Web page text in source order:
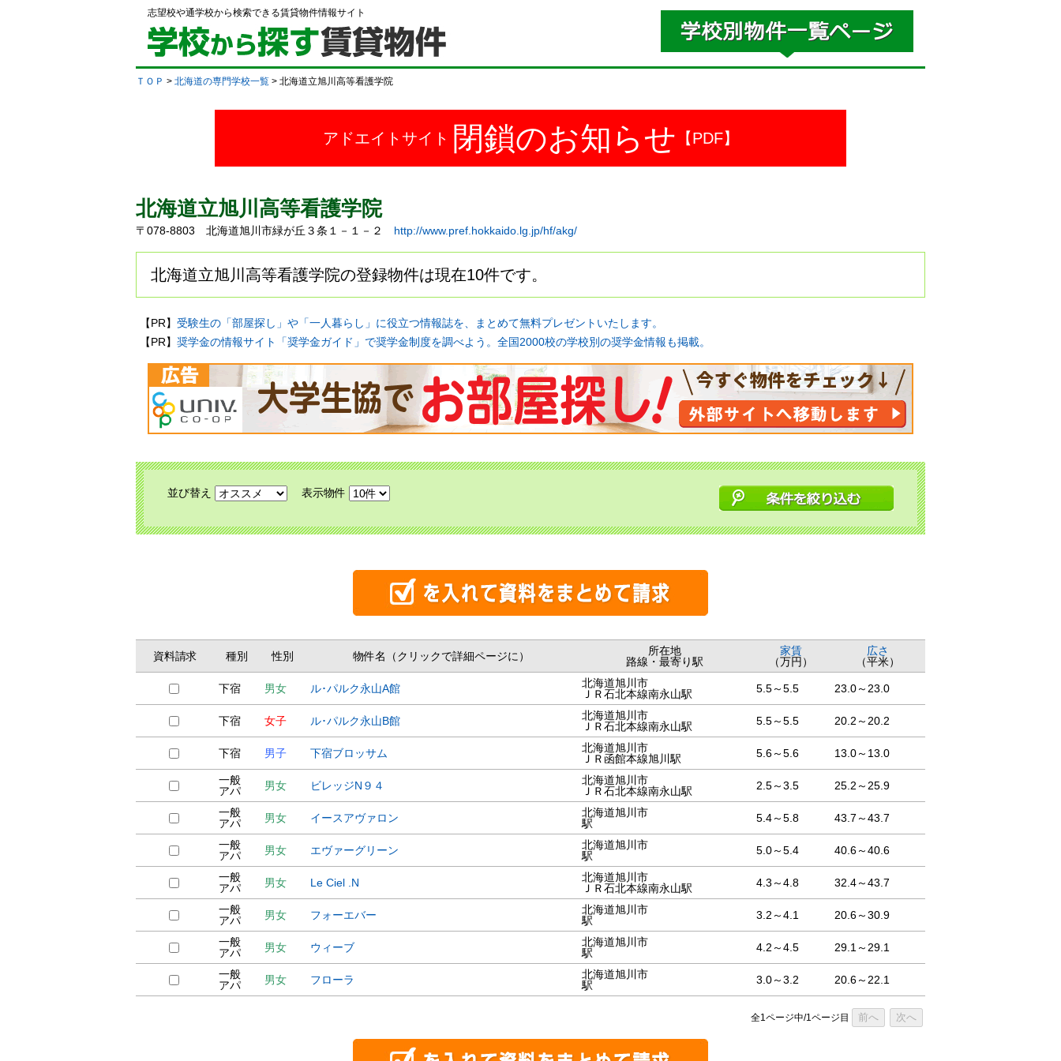
志望校や通学校から検索できる賃貸物件情報サイト
ＴＯＰ > 北海道の専門学校一覧 > 北海道立旭川高等看護学院
アドエイトサイト 閉鎖のお知らせ 【PDF】
北海道立旭川高等看護学院
〒078-8803 北海道旭川市緑が丘３条１－１－２ http://www.pref.hokkaido.lg.jp/hf/akg/
北海道立旭川高等看護学院の登録物件は現在10件です。
【PR】 受験生の「部屋探し」や「一人暮らし」に役立つ情報誌を、まとめて無料プレゼントいたします。
【PR】 奨学金の情報サイト「奨学金ガイド」で奨学金制度を調べよう。全国2000校の学校別の奨学金情報も掲載。
並び替え 表示物件
資料請求 種別 性別 物件名（クリックで詳細ページに）
所在地
路線・最寄り駅
家賃
（万円）
広さ
（平米）
下宿 男女 ル･パルク永山A館
北海道旭川市
ＪＲ石北本線南永山駅
5.5～5.5 23.0～23.0
下宿 女子 ル･パルク永山B館
北海道旭川市
ＪＲ石北本線南永山駅
5.5～5.5 20.2～20.2
下宿 男子 下宿ブロッサム
北海道旭川市
ＪＲ函館本線旭川駅
5.6～5.6 13.0～13.0
一般
アパ
男女 ビレッジN９４
北海道旭川市
ＪＲ石北本線南永山駅
2.5～3.5 25.2～25.9
一般
アパ
男女 イースアヴァロン
北海道旭川市
駅
5.4～5.8 43.7～43.7
一般
アパ
男女 エヴァーグリーン
北海道旭川市
駅
5.0～5.4 40.6～40.6
一般
アパ
男女 Le Ciel .N
北海道旭川市
ＪＲ石北本線南永山駅
4.3～4.8 32.4～43.7
一般
アパ
男女 フォーエバー
北海道旭川市
駅
3.2～4.1 20.6～30.9
一般
アパ
男女 ウィーブ
北海道旭川市
駅
4.2～4.5 29.1～29.1
一般
アパ
男女 フローラ
北海道旭川市
駅
3.0～3.2 20.6～22.1
全1ページ中/1ページ目 前へ 次へ